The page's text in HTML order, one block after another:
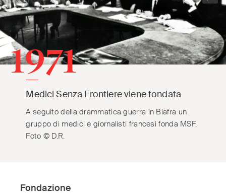
1971
Medici Senza Frontiere viene fondata
A seguito della drammatica guerra in Biafra un
gruppo di medici e giornalisti francesi fonda MSF.
Foto © D.R.
Fondazione
France (Français)
Germany (Deutsch)
Greece (ελληνικά)
Hong Kong (繁體中文)
India (English)
Ireland
Italy (Italiano)
Japan (日本語)
Luxembourg (Français)
Mexico
Norway (Norsk)